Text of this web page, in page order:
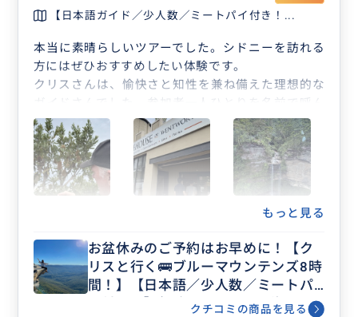
【日本語ガイド／少人数／ミートパイ付き！...
本当に素晴らしいツアーでした。シドニーを訪れる
方にはぜひおすすめしたい体験です。
クリスさんは、愉快さと知性を兼ね備えた理想的な
ガイドさんでした。参加者一人ひとりを名前で呼ん
でくださる温かな心配りに加え、安全面への細やか
な配慮、終始快適に過ごせるよう行き届いた気遣い
が感じられ、心から感激しました。
流暢な日本語で繰り広げられる軽快なトークも実に
魅力的で、オーストラリアやシドニーの今昔につい
てのお話は内容が深く、その豊富な知識には思わず
となりました。
途中でご馳走してくださったミートパイも忘れられ
ません。人生で食べた中でも一番と言ってよいほど
もっと見る
お盆休みのご予約はお早めに！【ク
リスと行く🚌ブルーマウンテンズ8時
間！】【日本語／少人数／ミートパ
イ付き！】帰路はフェリーで海から
クチコミの商品を見る